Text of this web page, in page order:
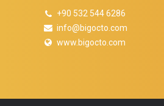
+90 532 544 6286
info@bigocto.com
www.bigocto.com